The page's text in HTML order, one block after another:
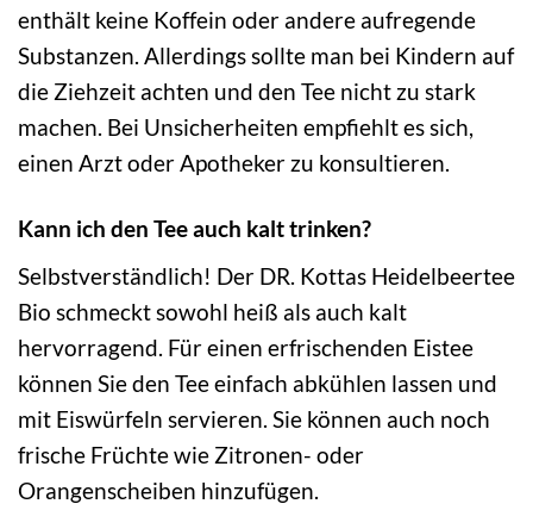
enthält keine Koffein oder andere aufregende
Substanzen. Allerdings sollte man bei Kindern auf
die Ziehzeit achten und den Tee nicht zu stark
machen. Bei Unsicherheiten empfiehlt es sich,
einen Arzt oder Apotheker zu konsultieren.
Kann ich den Tee auch kalt trinken?
Selbstverständlich! Der DR. Kottas Heidelbeertee
Bio schmeckt sowohl heiß als auch kalt
hervorragend. Für einen erfrischenden Eistee
können Sie den Tee einfach abkühlen lassen und
mit Eiswürfeln servieren. Sie können auch noch
frische Früchte wie Zitronen- oder
Orangenscheiben hinzufügen.